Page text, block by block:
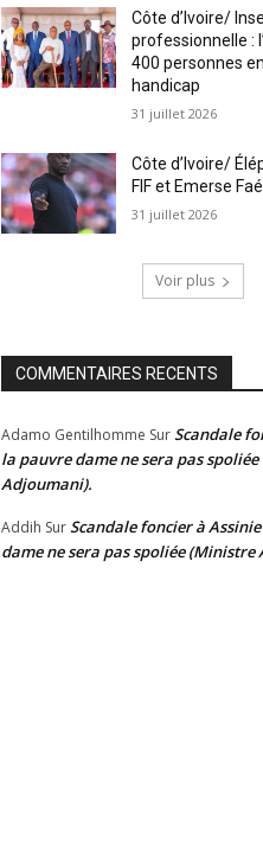
Côte d’Ivoire/
professionnelle :
400 personnes
handicap
31 juillet 2026
Côte d’Ivoire/
FIF et Emerse
31 juillet 2026
Voir plus
COMMENTAIRES RECENTS
Adamo Gentilhomme SurScandale
la pauvre dame ne sera pas
Adjoumani).
Addih SurScandale foncier à
dame ne sera pas spoliée (Ministre